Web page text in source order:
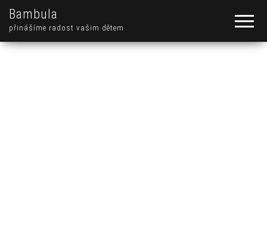
Bambula
přinášíme radost vašim dětem